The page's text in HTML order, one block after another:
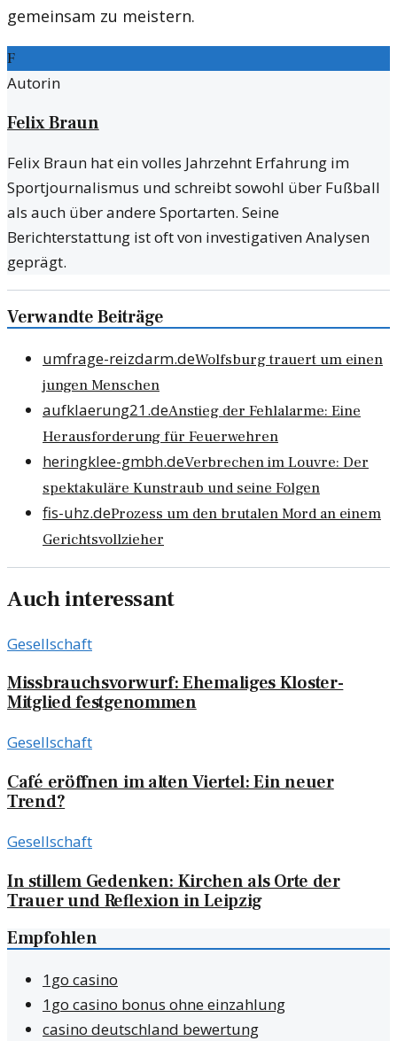
gemeinsam zu meistern.
F
Autorin
Felix Braun
Felix Braun hat ein volles Jahrzehnt Erfahrung im
Sportjournalismus und schreibt sowohl über Fußball
als auch über andere Sportarten. Seine
Berichterstattung ist oft von investigativen Analysen
geprägt.
Verwandte Beiträge
umfrage-reizdarm.deWolfsburg trauert um einen
jungen Menschen
aufklaerung21.deAnstieg der Fehlalarme: Eine
Herausforderung für Feuerwehren
heringklee-gmbh.deVerbrechen im Louvre: Der
spektakuläre Kunstraub und seine Folgen
fis-uhz.deProzess um den brutalen Mord an einem
Gerichtsvollzieher
Auch interessant
Gesellschaft
Missbrauchsvorwurf: Ehemaliges Kloster-
Mitglied festgenommen
Gesellschaft
Café eröffnen im alten Viertel: Ein neuer
Trend?
Gesellschaft
In stillem Gedenken: Kirchen als Orte der
Trauer und Reflexion in Leipzig
Empfohlen
1go casino
1go casino bonus ohne einzahlung
casino deutschland bewertung